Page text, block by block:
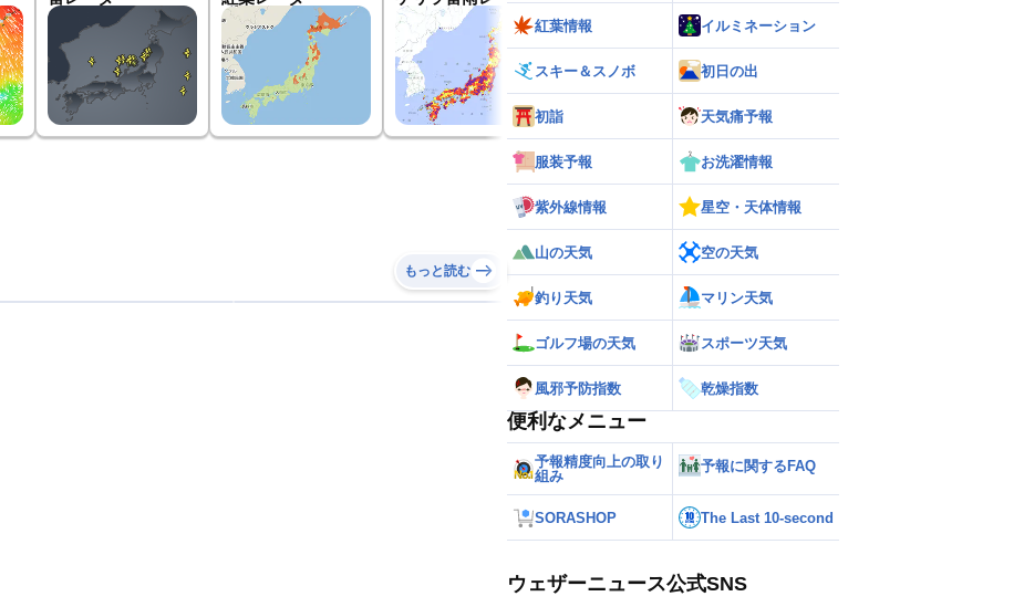
もっと読む
紅葉情報 イルミネーション
スキー＆スノボ 初日の出
初詣 天気痛予報
服装予報 お洗濯情報
紫外線情報 星空・天体情報
山の天気 空の天気
釣り天気 マリン天気
ゴルフ場の天気 スポーツ天気
風邪予防指数 乾燥指数
便利なメニュー
予報精度向上の取り
組み
予報に関するFAQ
SORASHOP The Last 10-second
ウェザーニュース公式SNS